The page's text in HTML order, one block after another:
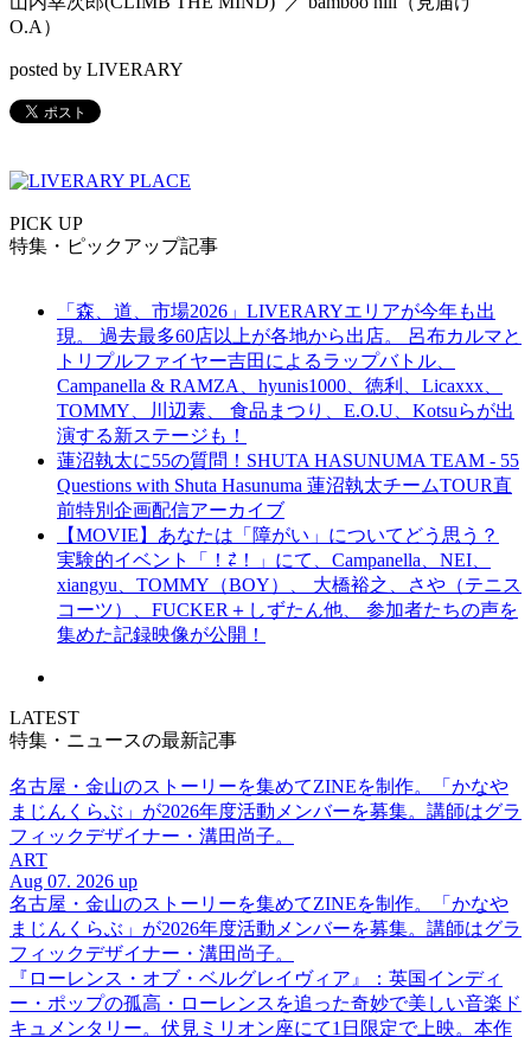
O.A）
posted by LIVERARY
PICK UP
特集・ピックアップ記事
「森、道、市場2026」LIVERARYエリアが今年も出
現。 過去最多60店以上が各地から出店。 呂布カルマと
トリプルファイヤー吉田によるラップバトル、
Campanella & RAMZA、hyunis1000、徳利、Licaxxx、
TOMMY、川辺素、 食品まつり、E.O.U、Kotsuらが出
演する新ステージも！
蓮沼執太に55の質問！SHUTA HASUNUMA TEAM - 55
Questions with Shuta Hasunuma 蓮沼執太チームTOUR直
前特別企画配信アーカイブ
【MOVIE】あなたは「障がい」についてどう思う？
実験的イベント「！⇄！」にて、Campanella、NEI、
xiangyu、TOMMY（BOY）、 大橋裕之、さや（テニス
コーツ）、FUCKER＋しずたん他、 参加者たちの声を
集めた記録映像が公開！
LATEST
特集・ニュースの最新記事
名古屋・金山のストーリーを集めてZINEを制作。「かなや
まじんくらぶ」が2026年度活動メンバーを募集。講師はグラ
フィックデザイナー・溝田尚子。
ART
Aug 07. 2026 up
名古屋・金山のストーリーを集めてZINEを制作。「かなや
まじんくらぶ」が2026年度活動メンバーを募集。講師はグラ
フィックデザイナー・溝田尚子。
『ローレンス・オブ・ベルグレイヴィア』：英国インディ
ー・ポップの孤高・ローレンスを追った奇妙で美しい音楽ド
キュメンタリー。伏見ミリオン座にて1日限定で上映。本作